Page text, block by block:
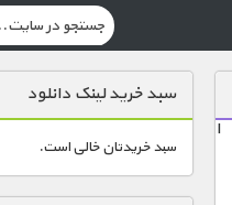
ا
سبد خرید لینک دانلود
سبد خریدتان خالی است.